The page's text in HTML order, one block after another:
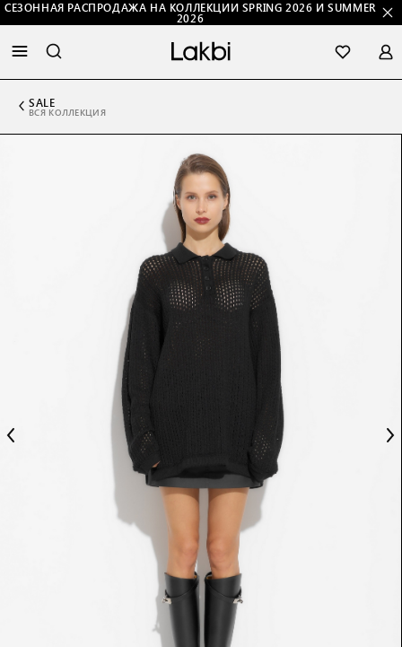
СЕЗОННАЯ РАСПРОДАЖА НА КОЛЛЕКЦИИ SPRING 2026 И SUMMER
2026
SALE
ВСЯ КОЛЛЕКЦИЯ